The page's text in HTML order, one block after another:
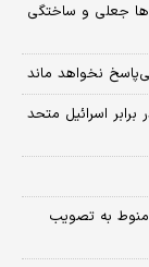
جعلی و ساختگی
نخواهد ماند
اسرائیل متحد
منوط به تصویب